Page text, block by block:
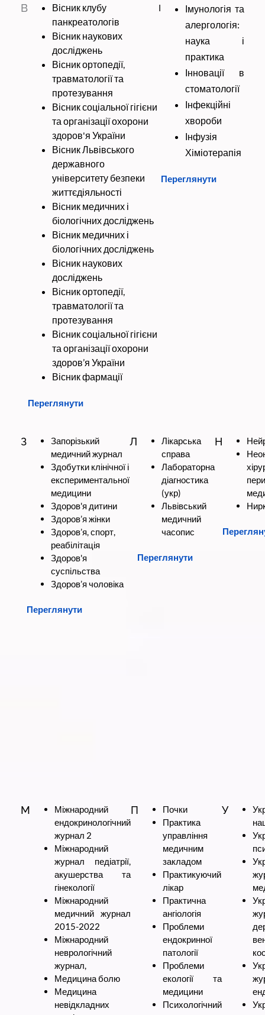
В
Вісник клубу
панкреатологів
Вісник наукових
досліджень
Вісник ортопедії,
травматології та
протезування
Вісник соціальної гігієни
та організації охорони
здоров'я України
Вісник Львівського
державного
університету безпеки
життєдіяльності
Вісник медичних і
біологічних досліджень
Вісник медичних і
біологічних досліджень
Вісник наукових
досліджень
Вісник ортопедії,
травматології та
протезування
Вісник соціальної гігієни
та організації охорони
здоров’я України
Вісник фармації
Переглянути
І
Імунологія та
алергологія:
наука і
практика
Інновації в
стоматології
Інфекційні
хвороби
Інфузія
Хіміотерапія
Переглянути
З
Запорізький
медичний журнал
Здобутки клінічної і
експериментальної
медицини
Здоров'я дитини
Здоров’я жінки
Здоров’я, спорт,
реабілітація
Здоров'я
суспільства
Здоров’я чоловіка
Переглянути
Л
Лікарська
справа
Лабораторна
діагностика
(укр)
Львівський
медичний
часопис
Переглянути
Н
М
Міжнародний
ендокринологічний
журнал 2
Міжнародний
журнал педіатрії,
акушерства та
гінекології
Міжнародний
медичний журнал
2015-2022
Міжнародний
неврологічний
журнал,
Медицина болю
Медицина
невідкладних
П
Почки
Практика
управління
медичним
закладом
Практикуючий
лікар
Практична
ангіологія
Проблеми
ендокринної
патології
Проблеми
екології та
медицини
Психологічний
У